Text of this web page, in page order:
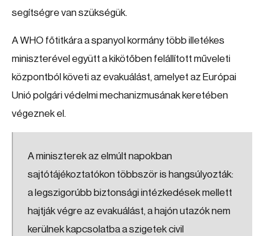
segítségre van szükségük.
A WHO főtitkára a spanyol kormány több illetékes
miniszterével együtt a kikötőben felállított műveleti
központból követi az evakuálást, amelyet az Európai
Unió polgári védelmi mechanizmusának keretében
végeznek el.
A miniszterek az elmúlt napokban
sajtótájékoztatókon többször is hangsúlyozták:
a legszigorúbb biztonsági intézkedések mellett
hajtják végre az evakuálást, a hajón utazók nem
kerülnek kapcsolatba a szigetek civil